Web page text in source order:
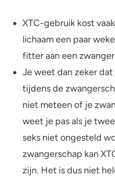
XTC-gebruik kost
lichaam een paar
fitter aan een
Je weet dan zeker
tijdens de
niet meteen of je
weet je pas als je
seks niet ongesteld
zwangerschap kan
zijn. Het is dus niet